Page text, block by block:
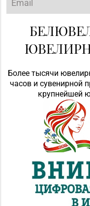
Более тысячи
часов и сувенирной
крупнейшей